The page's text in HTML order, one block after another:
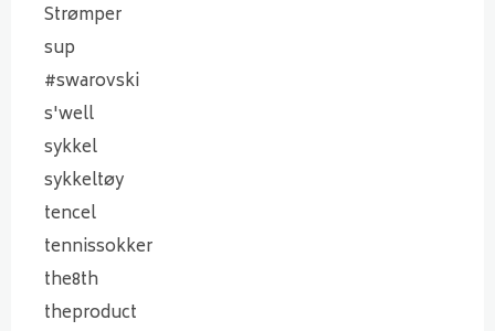
Strømper
sup
#swarovski
s'well
sykkel
sykkeltøy
tencel
tennissokker
the8th
theproduct